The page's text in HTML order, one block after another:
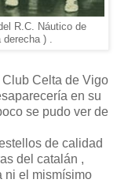
R.C. Náutico de
derecha ) .
Celta de Vigo
en su
se pudo ver de
de calidad
del catalán ,
ni el mismísimo